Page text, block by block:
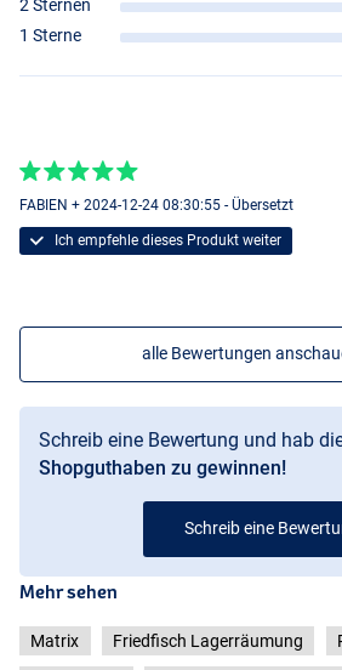
- Verstärkte Teile für längere Wurfweite
- Transportlänge: 146cm
2 Sternen
1 Sterne
FABIEN + 2024-12-24 08:30:55 - Übersetzt
Ich empfehle dieses Produkt weiter
alle Bewertungen
Schreib eine Bewertung und hab
Shopguthaben zu gewinnen!
Schreib eine
Mehr sehen
Matrix Friedfisch Lagerräumung